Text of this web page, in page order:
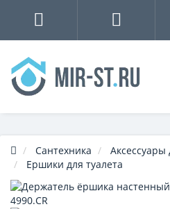
Сантехника
Аксессуары
Ершики для туалета